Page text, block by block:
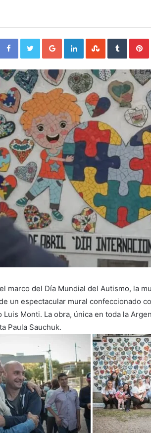
FacebookTwitterGoogle+LinkedInStumbleUpon
Tumblr
marco del Día Mundial del Autismo, la
un espectacular mural confeccionado
Monti. La obra, única en toda la
Paula Sauchuk.